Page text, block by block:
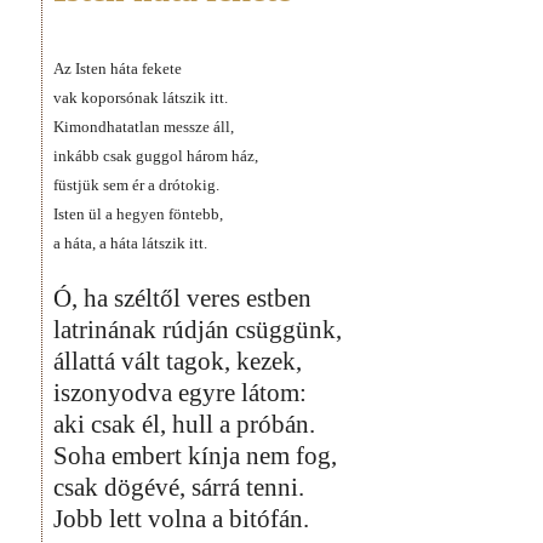
Az Isten háta fekete
vak koporsónak látszik itt.
Kimondhatatlan messze áll,
inkább csak guggol három ház,
füstjük sem ér a drótokig.
Isten ül a hegyen föntebb,
a háta, a háta látszik itt.
Ó, ha széltől veres estben
latrinának rúdján csüggünk,
állattá vált tagok, kezek,
iszonyodva egyre látom:
aki csak él, hull a próbán.
Soha embert kínja nem fog,
csak dögévé, sárrá tenni.
Jobb lett volna a bitófán.